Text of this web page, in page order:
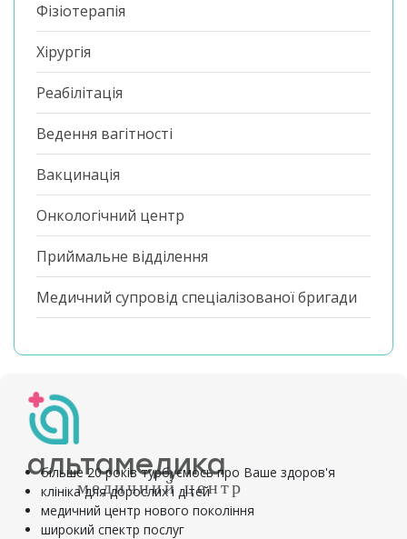
Фізіотерапія
Хірургія
Реабілітація
Ведення вагітності
Вакцинація
Онкологічний центр
Приймальне відділення
Медичний супровід спеціалізованої бригади
альтамедика
медичний центр
більше 20 років турбуємось про Ваше здоров'я
клініка для дорослих і дітей
медичний центр нового покоління
широкий спектр послуг